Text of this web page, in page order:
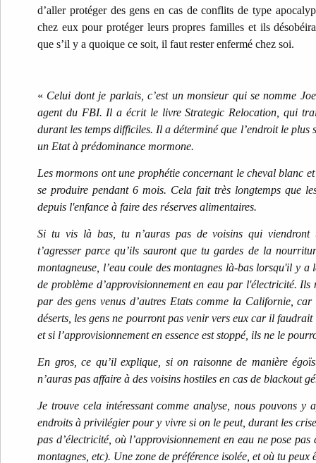
d’aller protéger des gens en cas de conflits de type
chez eux pour protéger leurs propres familles et ils
que s’il y a quoique ce soit, il faut rester enfermé chez soi.
« Celui dont je parlais, c’est un monsieur qui se nomme
agent du FBI. Il a écrit le livre Strategic Relocation, qui
durant les temps difficiles. Il a déterminé que l’endroit le plus
un Etat à prédominance mormone.
Les mormons ont une prophétie concernant le cheval blanc
se produire pendant 6 mois. Cela fait très longtemps que
depuis l'enfance à faire des réserves alimentaires.
Si tu vis là bas, tu n’auras pas de voisins qui viendront
t’agresser parce qu’ils sauront que tu gardes de la
montagneuse, l’eau coule des montagnes là-bas lorsqu'il y a
de problème d’approvisionnement en eau par l'électricité. Ils
par des gens venus d’autres Etats comme la Californie,
déserts, les gens ne pourront pas venir vers eux car il faudrait
et si l’approvisionnement en essence est stoppé, ils ne le
En gros, ce qu’il explique, si on raisonne de manière
n’auras pas affaire à des voisins hostiles en cas de blackout
Je trouve cela intéressant comme analyse, nous pouvons y
endroits à privilégier pour y vivre si on le peut, durant les
pas d’électricité, où l’approvisionnement en eau ne pose
montagnes, etc). Une zone de préférence isolée, et où tu peux